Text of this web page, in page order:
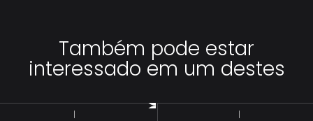
Também pode estar
interessado em um destes
| |